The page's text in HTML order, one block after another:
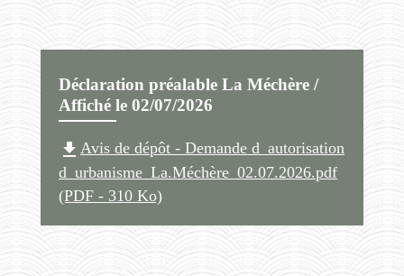
Déclaration préalable La Méchère /
Affiché le 02/07/2026
file_download Avis de dépôt - Demande d_autorisation
d_urbanisme_La.Méchère_02.07.2026.pdf
(PDF - 310 Ko)